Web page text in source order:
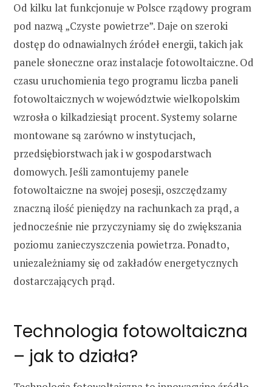
Od kilku lat funkcjonuje w Polsce rządowy program
pod nazwą „Czyste powietrze”. Daje on szeroki
dostęp do odnawialnych źródeł energii, takich jak
panele słoneczne oraz instalacje fotowoltaiczne. Od
czasu uruchomienia tego programu liczba paneli
fotowoltaicznych w województwie wielkopolskim
wzrosła o kilkadziesiąt procent. Systemy solarne
montowane są zarówno w instytucjach,
przedsiębiorstwach jak i w gospodarstwach
domowych. Jeśli zamontujemy panele
fotowoltaiczne na swojej posesji, oszczędzamy
znaczną ilość pieniędzy na rachunkach za prąd, a
jednocześnie nie przyczyniamy się do zwiększania
poziomu zanieczyszczenia powietrza. Ponadto,
uniezależniamy się od zakładów energetycznych
dostarczających prąd.
Technologia fotowoltaiczna
– jak to działa?